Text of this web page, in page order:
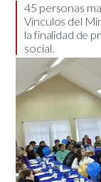
​45 personas
Vínculos del
la finalidad de
social.